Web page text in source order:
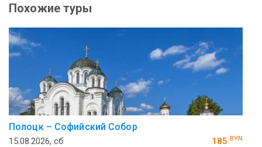
Похожие туры
Полоцк – Софийский Собор
15.08.2026, сб 185 BYN